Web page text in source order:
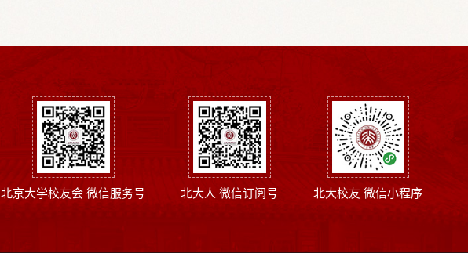
北京大学校友会 微信服务号 北大人 微信订阅号 北大校友 微信小程序